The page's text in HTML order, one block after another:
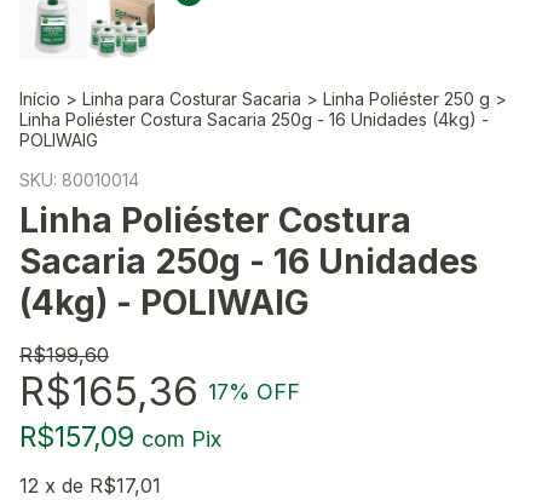
Início > Linha para Costurar Sacaria > Linha Poliéster 250 g >
Linha Poliéster Costura Sacaria 250g - 16 Unidades (4kg) -
POLIWAIG
SKU: 80010014
Linha Poliéster Costura
Sacaria 250g - 16 Unidades
(4kg) - POLIWAIG
R$199,60
R$165,36 17% OFF
R$157,09 com Pix
12 x de R$17,01